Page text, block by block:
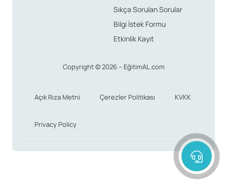
Sıkça Sorulan Sorular
Bilgi İstek Formu
Etkinlik Kayıt
Copyright © 2026 – EğitimAL.com
Açık Rıza Metni Çerezler Politikası KVKK
Privacy Policy